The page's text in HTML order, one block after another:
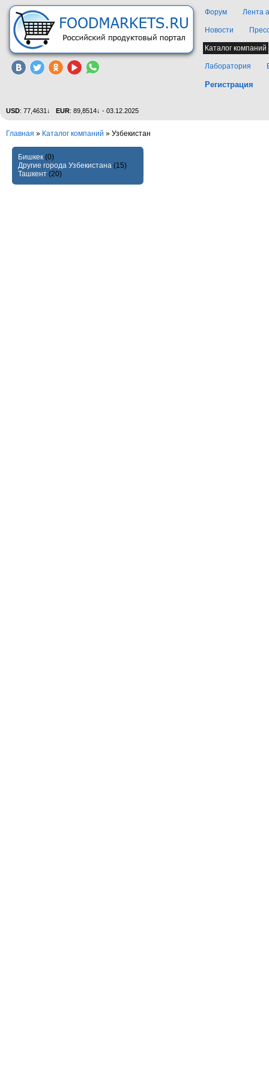
Форум Лента
Новости
Каталог компаний
Лаборатория
Регистрация
USD: 77,4631↓ EUR: 89,8514↓ - 03.12.2025
Главная » Каталог компаний » Узбекистан
Бишкек (0)
Другие города Узбекистана (15)
Ташкент (20)